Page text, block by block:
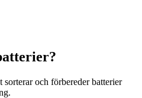
?
och förberederbatterier